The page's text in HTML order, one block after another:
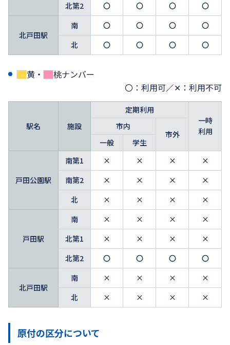
北第2 〇 〇 〇 〇
北戸田駅
南 〇 〇 〇
〇
北
〇 〇 〇 〇
黄・
桃ナンバー
〇：利用可／✕：利用不可
駅名 施設
定期利用
一時
利用
市内
市外
一般
学生
戸田公園駅
南第1 × × ×
×
南第2
× × ×
×
北
× × × ×
戸田駅
南 × × ×
×
北第1
× × ×
×
北第2
〇 〇 〇 〇
北戸田駅
南 × × ×
×
北
× × × ×
原付の区分について